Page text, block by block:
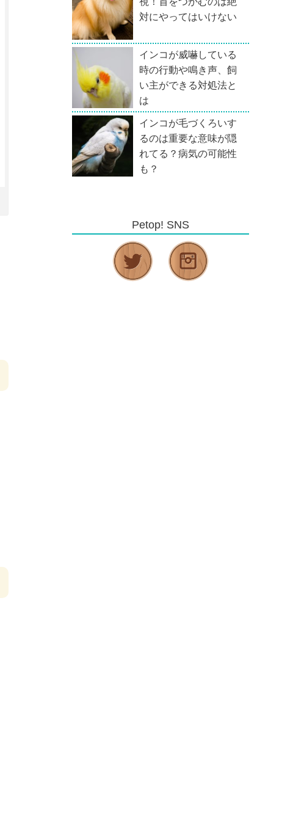
対にやってはいけない
インコが威嚇している
時の行動や鳴き声、飼
い主ができる対処法と
は
インコが毛づくろいす
るのは重要な意味が隠
れてる？病気の可能性
も？
Petop! SNS